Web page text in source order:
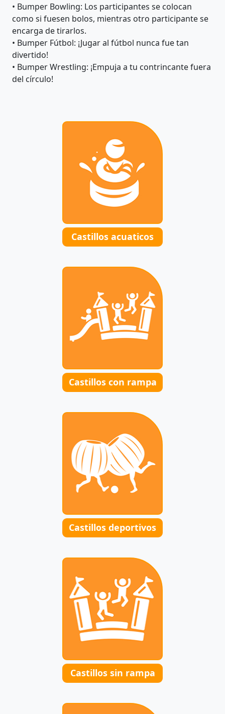
• Bumper Bowling: Los participantes se colocan
como si fuesen bolos, mientras otro participante se
encarga de tirarlos.
• Bumper Fútbol: ¡Jugar al fútbol nunca fue tan
divertido!
• Bumper Wrestling: ¡Empuja a tu contrincante fuera
del círculo!
Castillos acuaticos
Castillos con rampa
Castillos deportivos
Castillos sin rampa